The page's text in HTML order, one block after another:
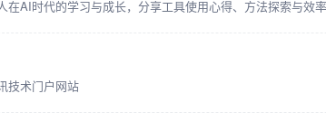
技术门户网站